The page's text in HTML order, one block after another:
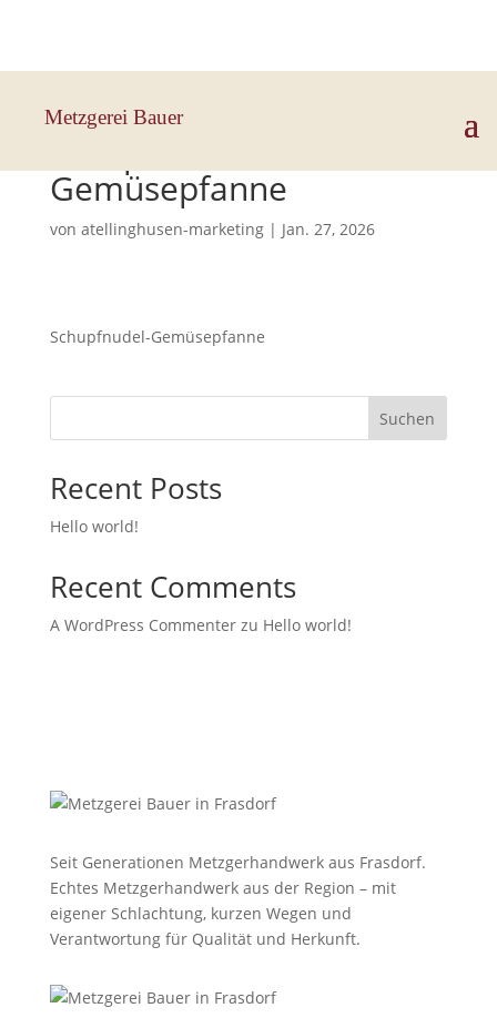
Metzgerei Bauer
Gemüsepfanne
von atellinghusen-marketing| Jan. 27, 2026
Schupfnudel-Gemüsepfanne
Suchen
Recent Posts
Hello world!
Recent Comments
A WordPress Commenterzu Hello world!
Seit Generationen Metzgerhandwerk aus Frasdorf.
Echtes Metzgerhandwerk aus der Region – mit
eigener Schlachtung, kurzen Wegen und
Verantwortung für Qualität und Herkunft.